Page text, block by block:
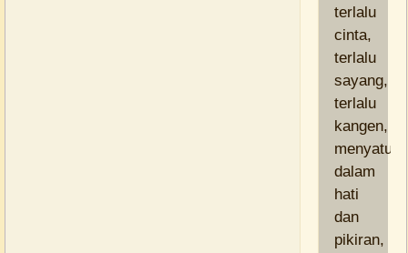
terlalu
cinta,
terlalu
sayang,
terlalu
kangen,
menyatu
dalam
hati
dan
pikiran,